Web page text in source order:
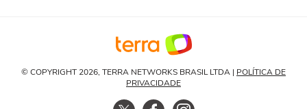
© COPYRIGHT 2026, TERRA NETWORKS BRASIL LTDA | POLÍTICA DE
PRIVACIDADE